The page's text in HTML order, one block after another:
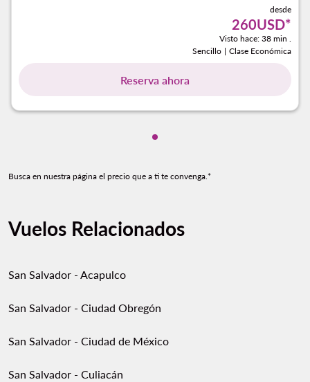
desde
260USD*
Visto hace: 38 min .
Sencillo | Clase Económica
Reserva ahora
Mostrando cmp-pagination-
Busca en nuestra página el precio que a ti te convenga.*
Vuelos Relacionados
San Salvador - Acapulco
San Salvador - Ciudad Obregón
San Salvador - Ciudad de México
San Salvador - Culiacán